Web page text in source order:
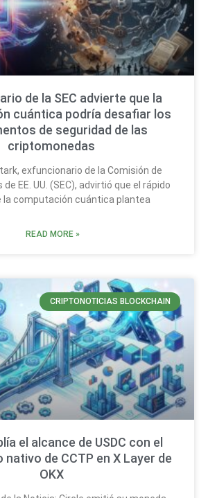
de la SEC advierte que la
cuántica podría desafiar los
de seguridad de las
criptomonedas
exfuncionario de la Comisión de
de EE. UU. (SEC), advirtió que el rápido
la computación cuántica plantea
READ MORE »
CRIPTONOTICIAS BLOCKCHAIN
el alcance de USDC con el
nativo de CCTP en X Layer de
OKX